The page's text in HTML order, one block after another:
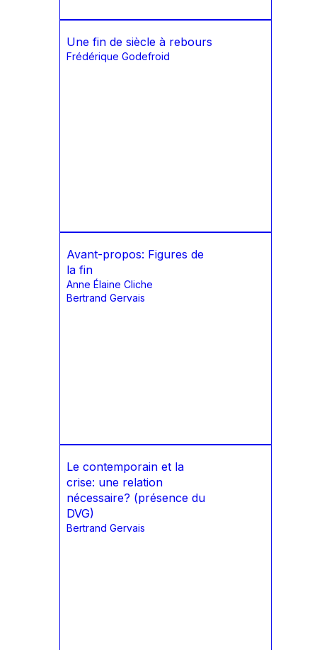
Une fin de siècle à rebours
Frédérique Godefroid
Avant-propos: Figures de
la fin
Anne Élaine Cliche
Bertrand Gervais
Le contemporain et la
crise: une relation
nécessaire? (présence du
DVG)
Bertrand Gervais